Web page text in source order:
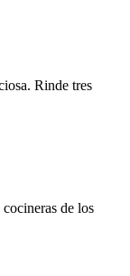
Rinde tres
de los